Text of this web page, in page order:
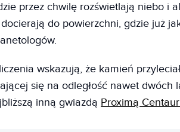
przez chwilę rozświetlają niebo i
do powierzchni, gdzie już
wskazują, że kamień
się na odległość nawet dwóch
inną gwiazdą Proximą